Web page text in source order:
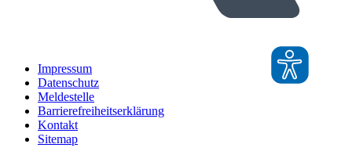
Impressum
Datenschutz
Meldestelle
Barrierefreiheitserklärung
Kontakt
Sitemap